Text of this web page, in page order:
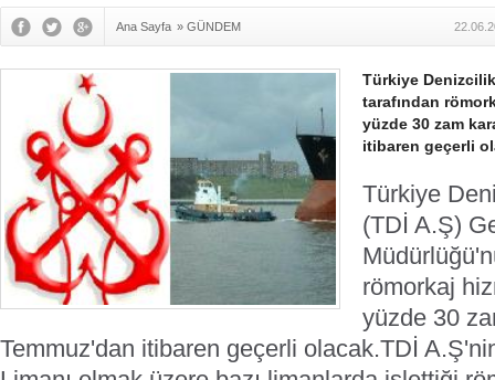
Ana Sayfa » GÜNDEM
Türkiye
tarafından
yüzde 30 zam
itibaren geçerli
Türkiye
(TDİ A.Ş)
römorkaj
yüzde 30
Temmuz'dan itibaren geçerli olacak.TDİ